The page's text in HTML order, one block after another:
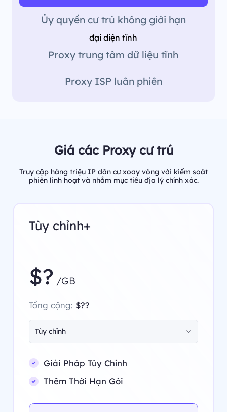
Ủy quyền cư trú không giới hạn
đại diện tĩnh
Proxy trung tâm dữ liệu tĩnh
Proxy ISP luân phiên
Giá các Proxy cư trú
Truy cập hàng triệu IP dân cư xoay vòng với kiểm soát
phiên linh hoạt và nhắm mục tiêu địa lý chính xác.
Tùy chỉnh+
$? /GB
Tổng cộng: $??
Tùy chỉnh
Giải Pháp Tùy Chỉnh
Thêm Thời Hạn Gói